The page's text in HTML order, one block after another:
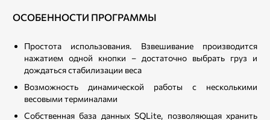
ОСОБЕННОСТИ ПРОГРАММЫ
Простота использования. Взвешивание производится
нажатием одной кнопки – достаточно выбрать груз и
дождаться стабилизации веса
Возможность динамической работы с несколькими
весовыми терминалами
Собственная база данных SQLite, позволяющая хранить